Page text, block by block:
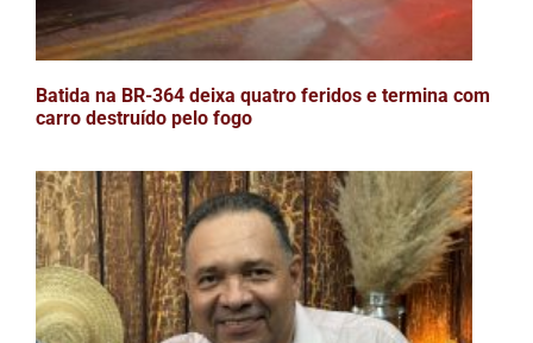
Batida na BR-364 deixa quatro feridos e termina com
carro destruído pelo fogo